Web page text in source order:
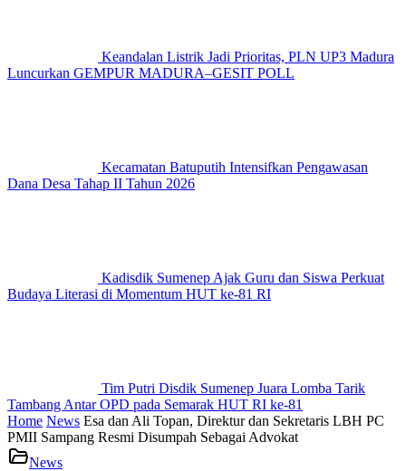
Keandalan Listrik Jadi Prioritas, PLN UP3 Madura
Luncurkan GEMPUR MADURA–GESIT POLL
Kecamatan Batuputih Intensifkan Pengawasan
Dana Desa Tahap II Tahun 2026
Kadisdik Sumenep Ajak Guru dan Siswa Perkuat
Budaya Literasi di Momentum HUT ke-81 RI
Tim Putri Disdik Sumenep Juara Lomba Tarik
Tambang Antar OPD pada Semarak HUT RI ke-81
Home News Esa dan Ali Topan, Direktur dan Sekretaris LBH PC
PMII Sampang Resmi Disumpah Sebagai Advokat
News